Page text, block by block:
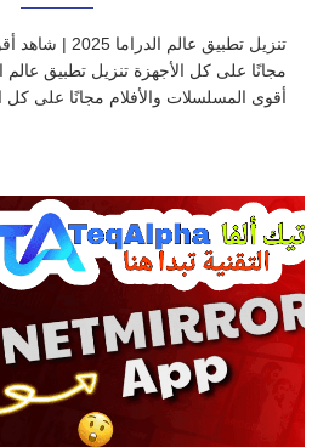
تنزيل تطبيق
أقوى المسلسلات والأفلام مجانًا على كل